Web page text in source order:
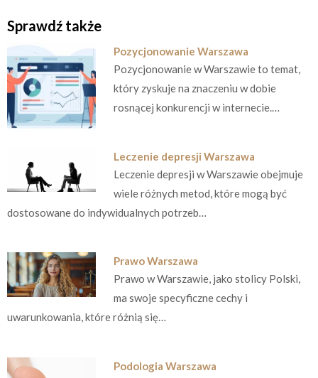
Sprawdź także
Pozycjonowanie Warszawa
Pozycjonowanie w Warszawie to temat,
który zyskuje na znaczeniu w dobie
rosnącej konkurencji w internecie.…
Leczenie depresji Warszawa
Leczenie depresji w Warszawie obejmuje
wiele różnych metod, które mogą być
dostosowane do indywidualnych potrzeb…
Prawo Warszawa
Prawo w Warszawie, jako stolicy Polski,
ma swoje specyficzne cechy i
uwarunkowania, które różnią się…
Podologia Warszawa